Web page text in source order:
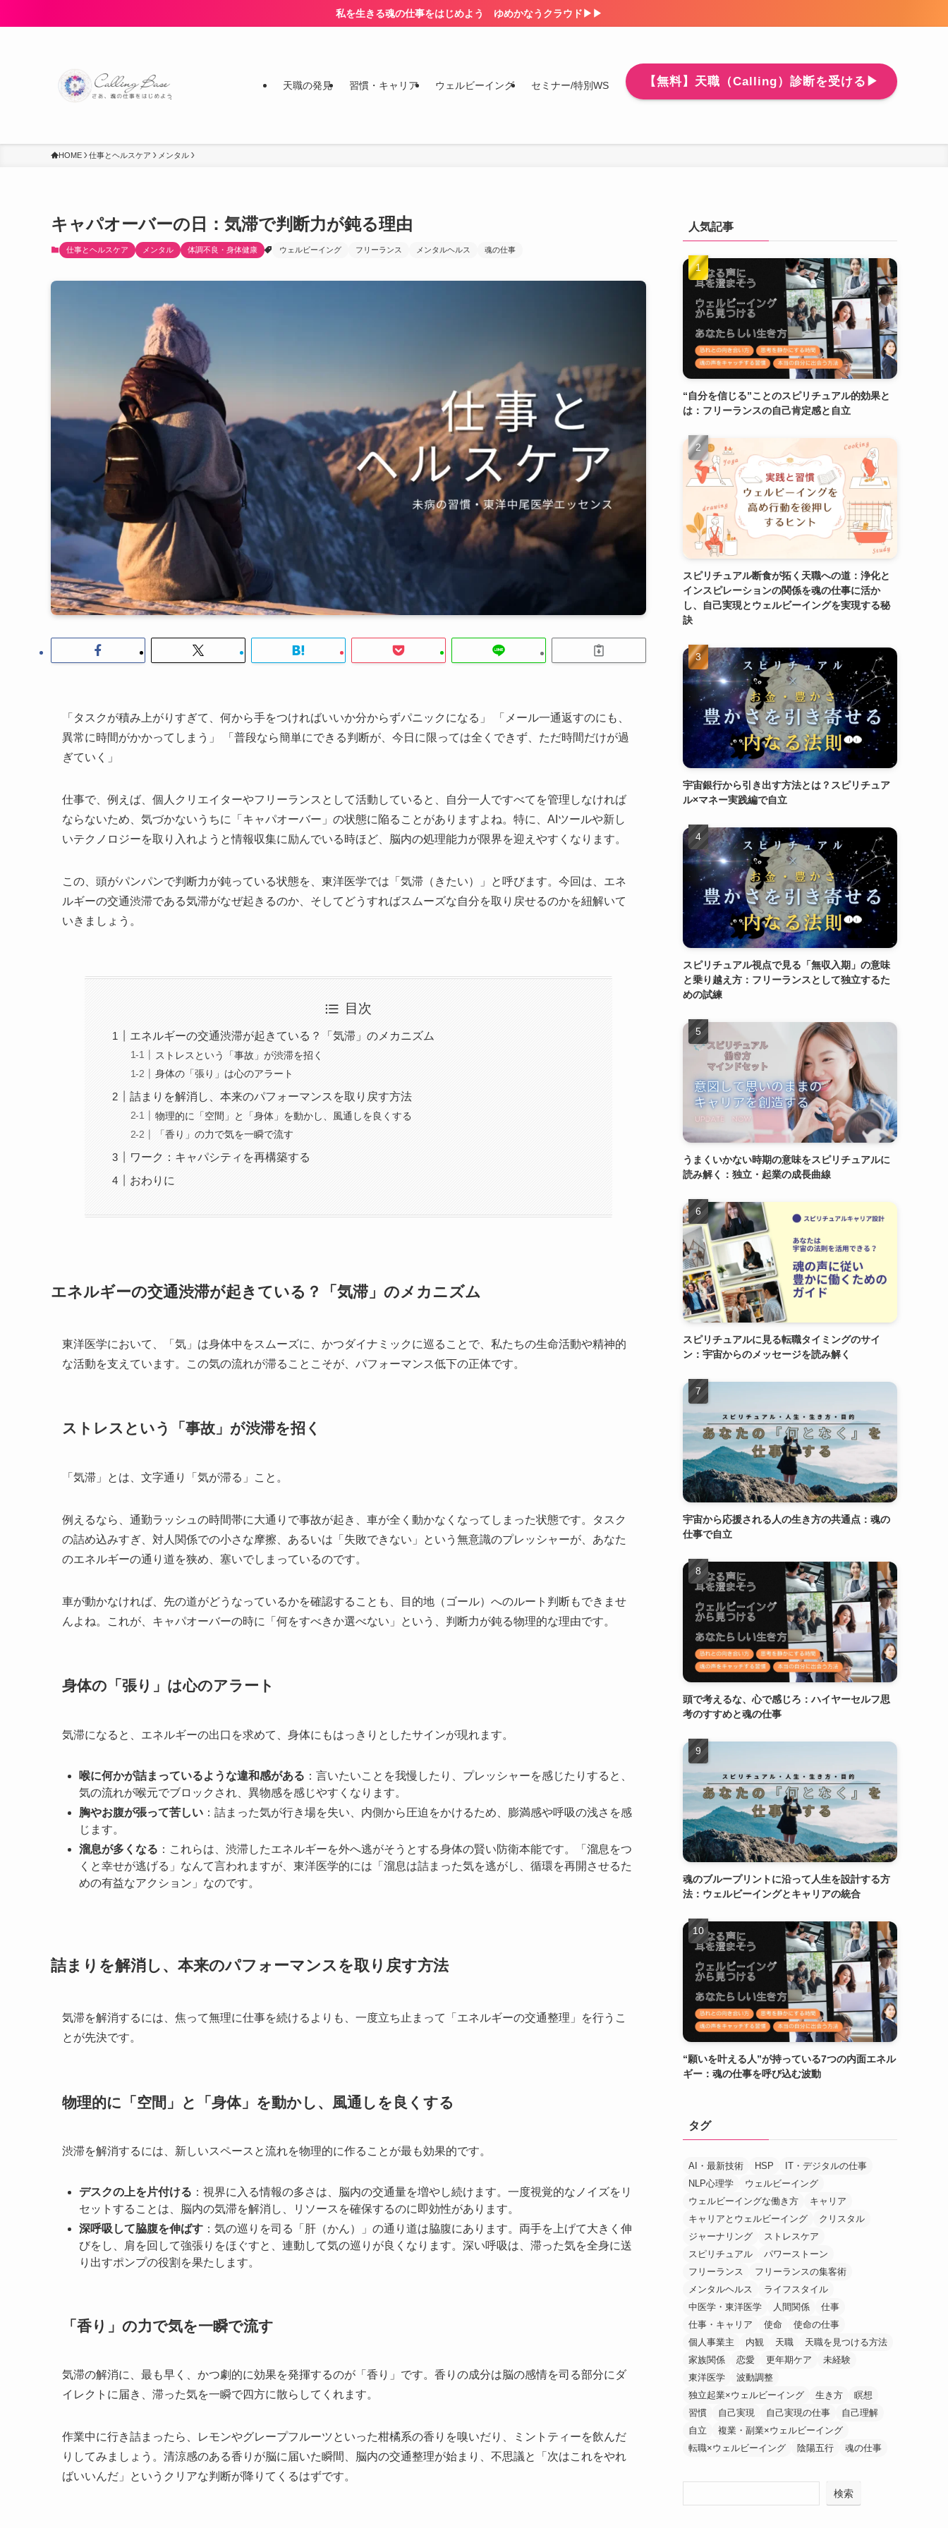
私を生きる魂の仕事をはじめよう ゆめかなうクラウド▶▶
天職の発見 習慣・キャリア ウェルビーイング セミナー/特別WS 【無料】天職（Calling）診断を受ける▶
HOME 仕事とヘルスケア メンタル
キャパオーバーの日：気滞で判断力が鈍る理由
仕事とヘルスケア メンタル 体調不良・身体健康 ウェルビーイング フリーランス メンタルヘルス 魂の仕事
「タスクが積み上がりすぎて、何から手をつければいいか分からずパニックになる」 「メール一通返すのにも、
異常に時間がかかってしまう」 「普段なら簡単にできる判断が、今日に限っては全くできず、ただ時間だけが過
ぎていく」
仕事で、例えば、個人クリエイターやフリーランスとして活動していると、自分一人ですべてを管理しなければ
ならないため、気づかないうちに「キャパオーバー」の状態に陥ることがありますよね。特に、AIツールや新し
いテクノロジーを取り入れようと情報収集に励んでいる時ほど、脳内の処理能力が限界を迎えやすくなります。
この、頭がパンパンで判断力が鈍っている状態を、東洋医学では「気滞（きたい）」と呼びます。今回は、エネ
ルギーの交通渋滞である気滞がなぜ起きるのか、そしてどうすればスムーズな自分を取り戻せるのかを紐解いて
いきましょう。
目次
エネルギーの交通渋滞が起きている？「気滞」のメカニズム
ストレスという「事故」が渋滞を招く
身体の「張り」は心のアラート
詰まりを解消し、本来のパフォーマンスを取り戻す方法
物理的に「空間」と「身体」を動かし、風通しを良くする
「香り」の力で気を一瞬で流す
ワーク：キャパシティを再構築する
おわりに
エネルギーの交通渋滞が起きている？「気滞」のメカニズム
東洋医学において、「気」は身体中をスムーズに、かつダイナミックに巡ることで、私たちの生命活動や精神的
な活動を支えています。この気の流れが滞ることこそが、パフォーマンス低下の正体です。
ストレスという「事故」が渋滞を招く
「気滞」とは、文字通り「気が滞る」こと。
例えるなら、通勤ラッシュの時間帯に大通りで事故が起き、車が全く動かなくなってしまった状態です。タスク
の詰め込みすぎ、対人関係での小さな摩擦、あるいは「失敗できない」という無意識のプレッシャーが、あなた
のエネルギーの通り道を狭め、塞いでしまっているのです。
車が動かなければ、先の道がどうなっているかを確認することも、目的地（ゴール）へのルート判断もできませ
んよね。これが、キャパオーバーの時に「何をすべきか選べない」という、判断力が鈍る物理的な理由です。
身体の「張り」は心のアラート
気滞になると、エネルギーの出口を求めて、身体にもはっきりとしたサインが現れます。
喉に何かが詰まっているような違和感がある ：言いたいことを我慢したり、プレッシャーを感じたりすると、
気の流れが喉元でブロックされ、異物感を感じやすくなります。
胸やお腹が張って苦しい ：詰まった気が行き場を失い、内側から圧迫をかけるため、膨満感や呼吸の浅さを感
じます。
溜息が多くなる ：これらは、渋滞したエネルギーを外へ逃がそうとする身体の賢い防衛本能です。「溜息をつ
くと幸せが逃げる」なんて言われますが、東洋医学的には「溜息は詰まった気を逃がし、循環を再開させるた
めの有益なアクション」なのです。
詰まりを解消し、本来のパフォーマンスを取り戻す方法
気滞を解消するには、焦って無理に仕事を続けるよりも、一度立ち止まって「エネルギーの交通整理」を行うこ
とが先決です。
物理的に「空間」と「身体」を動かし、風通しを良くする
渋滞を解消するには、新しいスペースと流れを物理的に作ることが最も効果的です。
デスクの上を片付ける ：視界に入る情報の多さは、脳内の交通量を増やし続けます。一度視覚的なノイズをリ
セットすることは、脳内の気滞を解消し、リソースを確保するのに即効性があります。
深呼吸して脇腹を伸ばす ：気の巡りを司る「肝（かん）」の通り道は脇腹にあります。両手を上げて大きく伸
びをし、肩を回して強張りをほぐすと、連動して気の巡りが良くなります。深い呼吸は、滞った気を全身に送
り出すポンプの役割を果たします。
「香り」の力で気を一瞬で流す
気滞の解消に、最も早く、かつ劇的に効果を発揮するのが「香り」です。香りの成分は脳の感情を司る部分にダ
イレクトに届き、滞った気を一瞬で四方に散らしてくれます。
作業中に行き詰まったら、レモンやグレープフルーツといった柑橘系の香りを嗅いだり、ミントティーを飲んだ
りしてみましょう。清涼感のある香りが脳に届いた瞬間、脳内の交通整理が始まり、不思議と「次はこれをやれ
ばいいんだ」というクリアな判断が降りてくるはずです。
人気記事
“自分を信じる”ことのスピリチュアル的効果と
は：フリーランスの自己肯定感と自立
スピリチュアル断食が拓く天職への道：浄化と
インスピレーションの関係を魂の仕事に活か
し、自己実現とウェルビーイングを実現する秘
訣
宇宙銀行から引き出す方法とは？スピリチュア
ル×マネー実践編で自立
スピリチュアル視点で見る「無収入期」の意味
と乗り越え方：フリーランスとして独立するた
めの試練
うまくいかない時期の意味をスピリチュアルに
読み解く：独立・起業の成長曲線
スピリチュアルに見る転職タイミングのサイ
ン：宇宙からのメッセージを読み解く
宇宙から応援される人の生き方の共通点：魂の
仕事で自立
頭で考えるな、心で感じろ：ハイヤーセルフ思
考のすすめと魂の仕事
魂のブループリントに沿って人生を設計する方
法：ウェルビーイングとキャリアの統合
“願いを叶える人”が持っている7つの内面エネル
ギー：魂の仕事を呼び込む波動
タグ
AI・最新技術 HSP
IT・デジタルの仕事
NLP心理学
ウェルビーイング
ウェルビーイングな働き方
キャリア
キャリアとウェルビーイング
クリスタル
ジャーナリング
ストレスケア
スピリチュアル
パワーストーン
フリーランス
フリーランスの集客術
メンタルヘルス
ライフスタイル
中医学・東洋医学
人間関係
仕事
仕事・キャリア
使命
使命の仕事
個人事業主
内観 天職
天職を見つける方法
家族関係
恋愛 更年期ケア
未経験
東洋医学
波動調整
独立起業×ウェルビーイング
生き方
瞑想
習慣
自己実現 自己実現の仕事
自己理解
自立
複業・副業×ウェルビーイング
転職×ウェルビーイング
陰陽五行 魂の仕事
検索